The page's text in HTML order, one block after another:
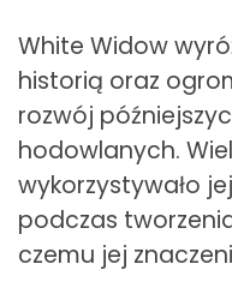
White Widow
historią oraz
rozwój
hodowlanych.
wykorzystywało
podczas
czemu jej